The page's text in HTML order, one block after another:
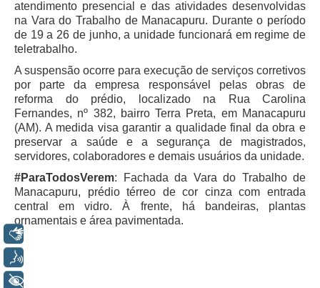
Comissão Regional de Pesquisa Judiciária e Ciência de
Dados
Comissão de Ética
Comitê de Priorização do Primeiro Grau
Comissão de Uniformização de Jurisprudência
Comitê de Gestão de Pessoas
Comissão de Vitaliciamento
Comitê de Atenção Integral à Saúde de Magistrados e
Servidores
Comitê de Segurança Permanente
Comitê de Combate ao Trabalho Infantil e de Estímulo à
atendimento presencial e das atividades desenvolvidas
na Vara do Trabalho de Manacapuru. Durante o período
de 19 a 26 de junho, a unidade funcionará em regime de
teletrabalho.
A suspensão ocorre para execução de serviços corretivos
por parte da empresa responsável pelas obras de
reforma do prédio, localizado na Rua Carolina
Fernandes, nº 382, bairro Terra Preta, em Manacapuru
(AM). A medida visa garantir a qualidade final da obra e
preservar a saúde e a segurança de magistrados,
servidores, colaboradores e demais usuários da unidade.
#ParaTodosVerem: Fachada da Vara do Trabalho de
Manacapuru, prédio térreo de cor cinza com entrada
central em vidro. À frente, há bandeiras, plantas
ornamentais e área pavimentada.